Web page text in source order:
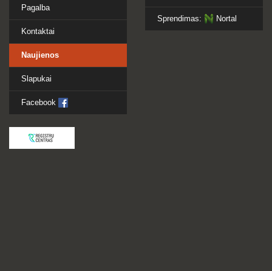
Pagalba
Kontaktai
Naujienos
Slapukai
Facebook
Sprendimas: Nortal